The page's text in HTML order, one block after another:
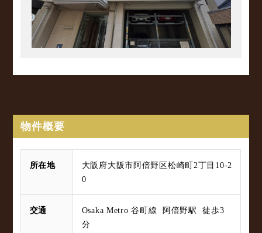
物件概要
所在地
大阪府大阪市阿倍野区松崎町2丁目10-2
0
交通
Osaka Metro 谷町線 阿倍野駅 徒歩3
分